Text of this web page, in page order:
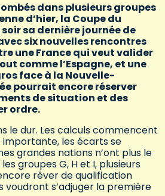
dans plusieurs groupes
d’hier, la Coupe du
sa dernière journée de
six nouvelles rencontres
une France qui veut valider
comme l’Espagne, et une
face à la Nouvelle-
pourrait encore réserver
de situation et des
ordre.
le dur. Les calculs commencent
les écarts se
grandes nations n’ont plus le
groupes G, H et I, plusieurs
rêver de qualification
voudront s’adjuger la première